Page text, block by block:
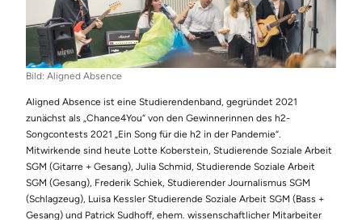
Bild: Aligned Absence
Aligned Absence ist eine Studierendenband, gegründet 2021
zunächst als „Chance4You“ von den Gewinnerinnen des h2-
Songcontests 2021 „Ein Song für die h2 in der Pandemie“.
Mitwirkende sind heute Lotte Koberstein, Studierende Soziale Arbeit
SGM (Gitarre + Gesang), Julia Schmid, Studierende Soziale Arbeit
SGM (Gesang), Frederik Schiek, Studierender Journalismus SGM
(Schlagzeug), Luisa Kessler Studierende Soziale Arbeit SGM (Bass +
Gesang) und Patrick Sudhoff, ehem. wissenschaftlicher Mitarbeiter